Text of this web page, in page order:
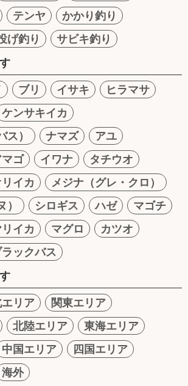
テンヤ
かかり釣り
げ釣り
サビキ釣り
ブリ イサキ
ヒラマサ
ケンサキイカ
ス）
ナマズ
アユ
マゴ イワナ
タチウオ
イカ
メジナ（グレ・クロ）
シロギス ハゼ
マゴチ
イカ マグロ
カツオ
ックバス
リア
関東エリア
北陸エリア
東海エリア
中国エリア
四国エリア
海外